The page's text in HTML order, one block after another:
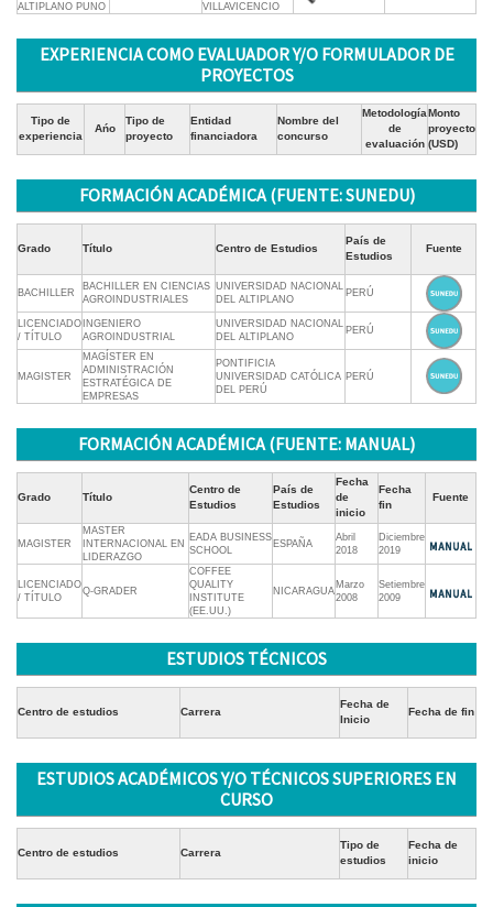
ALTIPLANO PUNO
VILLAVICENCIO
EXPERIENCIA COMO EVALUADOR Y/O FORMULADOR DE
PROYECTOS
Tipo de
experiencia
Ańo
Tipo de
proyecto
Entidad
financiadora
Nombre del
concurso
Metodología
de
evaluación
Monto
proyecto
(USD)
FORMACIÓN ACADÉMICA (FUENTE: SUNEDU)
Grado Título Centro de Estudios
País de
Estudios
Fuente
BACHILLER
BACHILLER EN CIENCIAS
AGROINDUSTRIALES
UNIVERSIDAD NACIONAL
DEL ALTIPLANO
PERÚ
LICENCIADO
/ TÍTULO
INGENIERO
AGROINDUSTRIAL
UNIVERSIDAD NACIONAL
DEL ALTIPLANO
PERÚ
MAGISTER
MAGÍSTER EN
ADMINISTRACIÓN
ESTRATÉGICA DE
EMPRESAS
PONTIFICIA
UNIVERSIDAD CATÓLICA
DEL PERÚ
PERÚ
FORMACIÓN ACADÉMICA (FUENTE: MANUAL)
Grado Título
Centro de
Estudios
País de
Estudios
Fecha
de
inicio
Fecha
fin
Fuente
MAGISTER
MASTER
INTERNACIONAL EN
LIDERAZGO
EADA BUSINESS
SCHOOL
ESPAÑA
Abril
2018
Diciembre
2019
LICENCIADO
/ TÍTULO
Q-GRADER
COFFEE
QUALITY
INSTITUTE
(EE.UU.)
NICARAGUA
Marzo
2008
Setiembre
2009
ESTUDIOS TÉCNICOS
Centro de estudios Carrera
Fecha de
Inicio
Fecha de fin
ESTUDIOS ACADÉMICOS Y/O TÉCNICOS SUPERIORES EN
CURSO
Centro de estudios Carrera
Tipo de
estudios
Fecha de
inicio